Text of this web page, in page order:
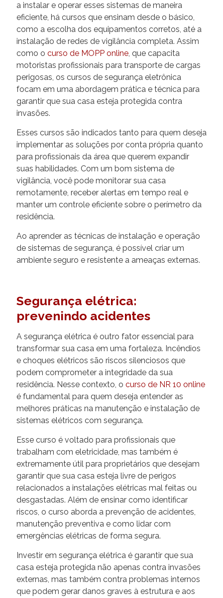
a instalar e operar esses sistemas de maneira
eficiente, há cursos que ensinam desde o básico,
como a escolha dos equipamentos corretos, até a
instalação de redes de vigilância completa. Assim
como o curso de MOPP online , que capacita
motoristas profissionais para transporte de cargas
perigosas, os cursos de segurança eletrônica
focam em uma abordagem prática e técnica para
garantir que sua casa esteja protegida contra
invasões.
Esses cursos são indicados tanto para quem deseja
implementar as soluções por conta própria quanto
para profissionais da área que querem expandir
suas habilidades. Com um bom sistema de
vigilância, você pode monitorar sua casa
remotamente, receber alertas em tempo real e
manter um controle eficiente sobre o perímetro da
residência.
Ao aprender as técnicas de instalação e operação
de sistemas de segurança, é possível criar um
ambiente seguro e resistente a ameaças externas.
Segurança elétrica:
prevenindo acidentes
A segurança elétrica é outro fator essencial para
transformar sua casa em uma fortaleza. Incêndios
e choques elétricos são riscos silenciosos que
podem comprometer a integridade da sua
residência. Nesse contexto, o curso de NR 10 online
é fundamental para quem deseja entender as
melhores práticas na manutenção e instalação de
sistemas elétricos com segurança.
Esse curso é voltado para profissionais que
trabalham com eletricidade, mas também é
extremamente útil para proprietários que desejam
garantir que sua casa esteja livre de perigos
relacionados a instalações elétricas mal feitas ou
desgastadas. Além de ensinar como identificar
riscos, o curso aborda a prevenção de acidentes,
manutenção preventiva e como lidar com
emergências elétricas de forma segura.
Investir em segurança elétrica é garantir que sua
casa esteja protegida não apenas contra invasões
externas, mas também contra problemas internos
que podem gerar danos graves à estrutura e aos